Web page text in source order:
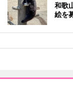
和歌
絵を